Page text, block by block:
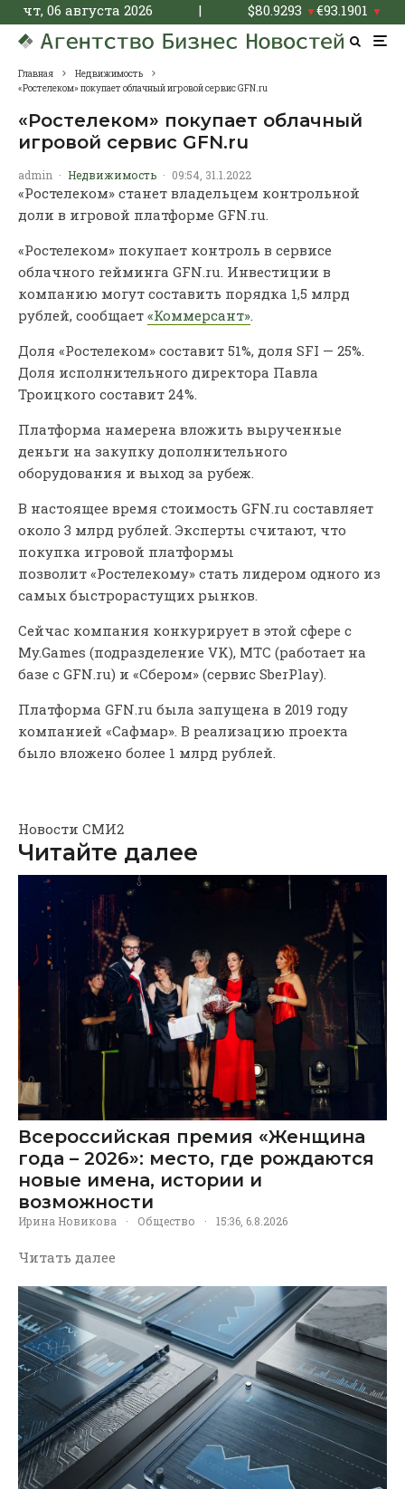
чт, 06 августа 2026 | $80.9293 ▼€93.1901 ▼
Главная
Недвижимость
«Ростелеком» покупает облачный игровой сервис GFN.ru
«Ростелеком» покупает облачный
игровой сервис GFN.ru
admin · Недвижимость · 09:54, 31.1.2022
«Ростелеком» станет владельцем контрольной
доли в игровой платформе GFN.ru.
«Ростелеком» покупает контроль в сервисе
облачного гейминга GFN.ru. Инвестиции в
компанию могут составить порядка 1,5 млрд
рублей, сообщает «Коммерсант»
Доля «Ростелеком» составит 51%, доля SFI — 25%.
Доля исполнительного директора Павла
Троицкого составит 24%.
Платформа намерена вложить вырученные
деньги на закупку дополнительного
оборудования и выход за рубеж.
В настоящее время стоимость GFN.ru составляет
около 3 млрд рублей. Эксперты считают, что
покупка игровой платформы
позволит «Ростелекому» стать лидером одного из
самых быстрорастущих рынков.
Сейчас компания конкурирует в этой сфере с
My.Games (подразделение VK), МТС (работает на
базе с GFN.ru) и «Сбером» (сервис SberPlay).
Платформа GFN.ru была запущена в 2019 году
компанией «Сафмар». В реализацию проекта
было вложено более 1 млрд рублей.
Новости СМИ2
Читайте далее
Всероссийская премия «Женщина
года – 2026»: место, где рождаются
новые имена, истории и
возможности
Ирина Новикова · Общество · 15:36, 6.8.2026
Читать далее